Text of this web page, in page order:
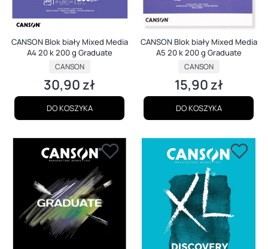
CANSON Blok biały Mixed Media
A4 20 k 200 g Graduate
PRODUCENT
CANSON
Cena
30,90 zł
DO KOSZYKA
CANSON Blok biały Mixed Media
A5 20 k 200 g Graduate
PRODUCENT
CANSON
Cena
15,90 zł
DO KOSZYKA